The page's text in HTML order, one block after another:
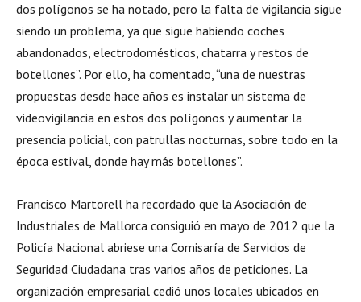
dos polígonos se ha notado, pero la falta de vigilancia sigue
siendo un problema, ya que sigue habiendo coches
abandonados, electrodomésticos, chatarra y restos de
botellones”. Por ello, ha comentado, “una de nuestras
propuestas desde hace años es instalar un sistema de
videovigilancia en estos dos polígonos y aumentar la
presencia policial, con patrullas nocturnas, sobre todo en la
época estival, donde hay más botellones”.
Francisco Martorell ha recordado que la Asociación de
Industriales de Mallorca consiguió en mayo de 2012 que la
Policía Nacional abriese una Comisaría de Servicios de
Seguridad Ciudadana tras varios años de peticiones. La
organización empresarial cedió unos locales ubicados en